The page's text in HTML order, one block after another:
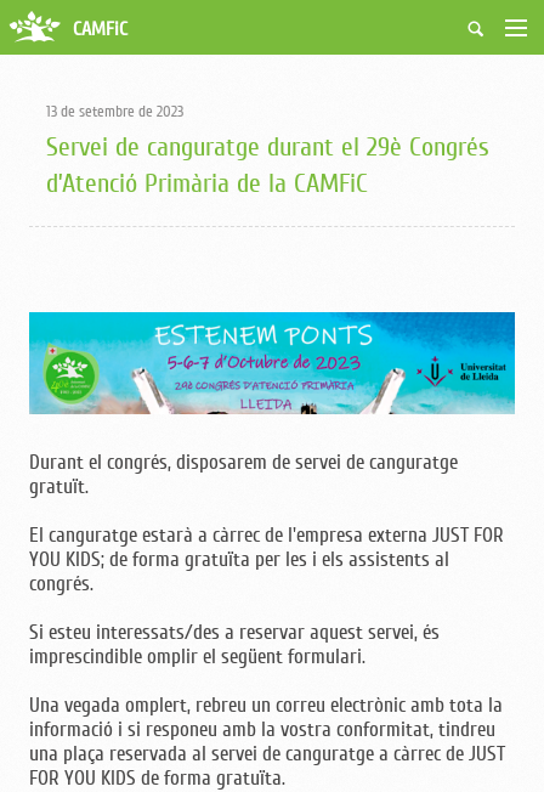
Qui som
Activitats
Borsa de treball
Ciutadans
CAMFiC
13 de setembre de 2023
Servei de canguratge durant el 29è Congrés
d’Atenció Primària de la CAMFiC
Durant el congrés, disposarem de servei de canguratge
gratuït.
El canguratge estarà a càrrec de l'empresa externa JUST FOR
YOU KIDS; de forma gratuïta per les i els assistents al
congrés.
Si esteu interessats/des a reservar aquest servei, és
imprescindible omplir el següent formulari.
Una vegada omplert, rebreu un correu electrònic amb tota la
informació i si responeu amb la vostra conformitat, tindreu
una plaça reservada al servei de canguratge a càrrec de JUST
FOR YOU KIDS de forma gratuïta.